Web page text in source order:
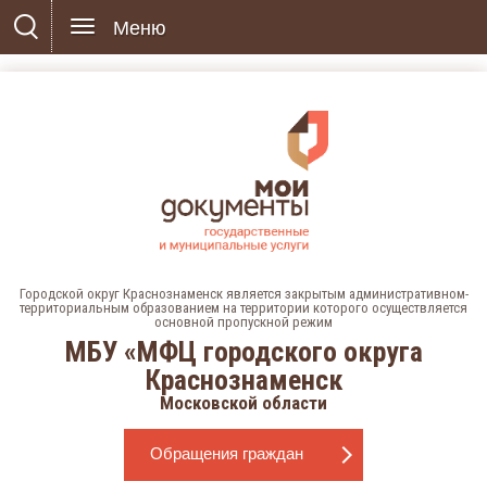
Меню
Городской округ Краснознаменск является закрытым административном-
территориальным образованием на территории которого осуществляется
основной пропускной режим
МБУ «МФЦ городского округа
Краснознаменск
Московской области
Обращения граждан